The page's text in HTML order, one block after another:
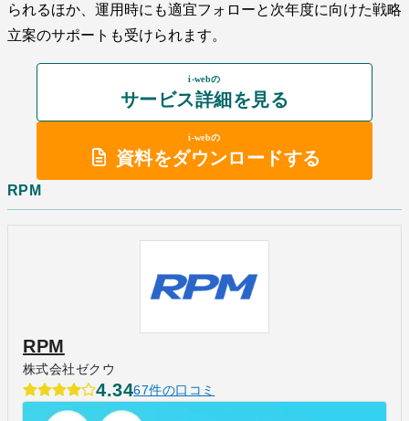
られるほか、運用時にも適宜フォローと次年度に向けた戦略
立案のサポートも受けられます。
i-webの
サービス詳細を見る
i-webの
資料をダウンロードする
RPM
RPM
株式会社ゼクウ
4.3467件の口コミ